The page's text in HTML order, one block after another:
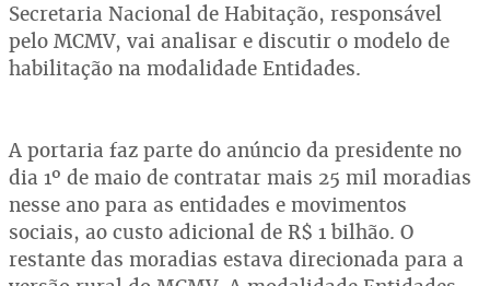
Secretaria Nacional de Habitação, responsável
pelo MCMV, vai analisar e discutir o modelo de
habilitação na modalidade Entidades.
A portaria faz parte do anúncio da presidente no
dia 1º de maio de contratar mais 25 mil moradias
nesse ano para as entidades e movimentos
sociais, ao custo adicional de R$ 1 bilhão. O
restante das moradias estava direcionada para a